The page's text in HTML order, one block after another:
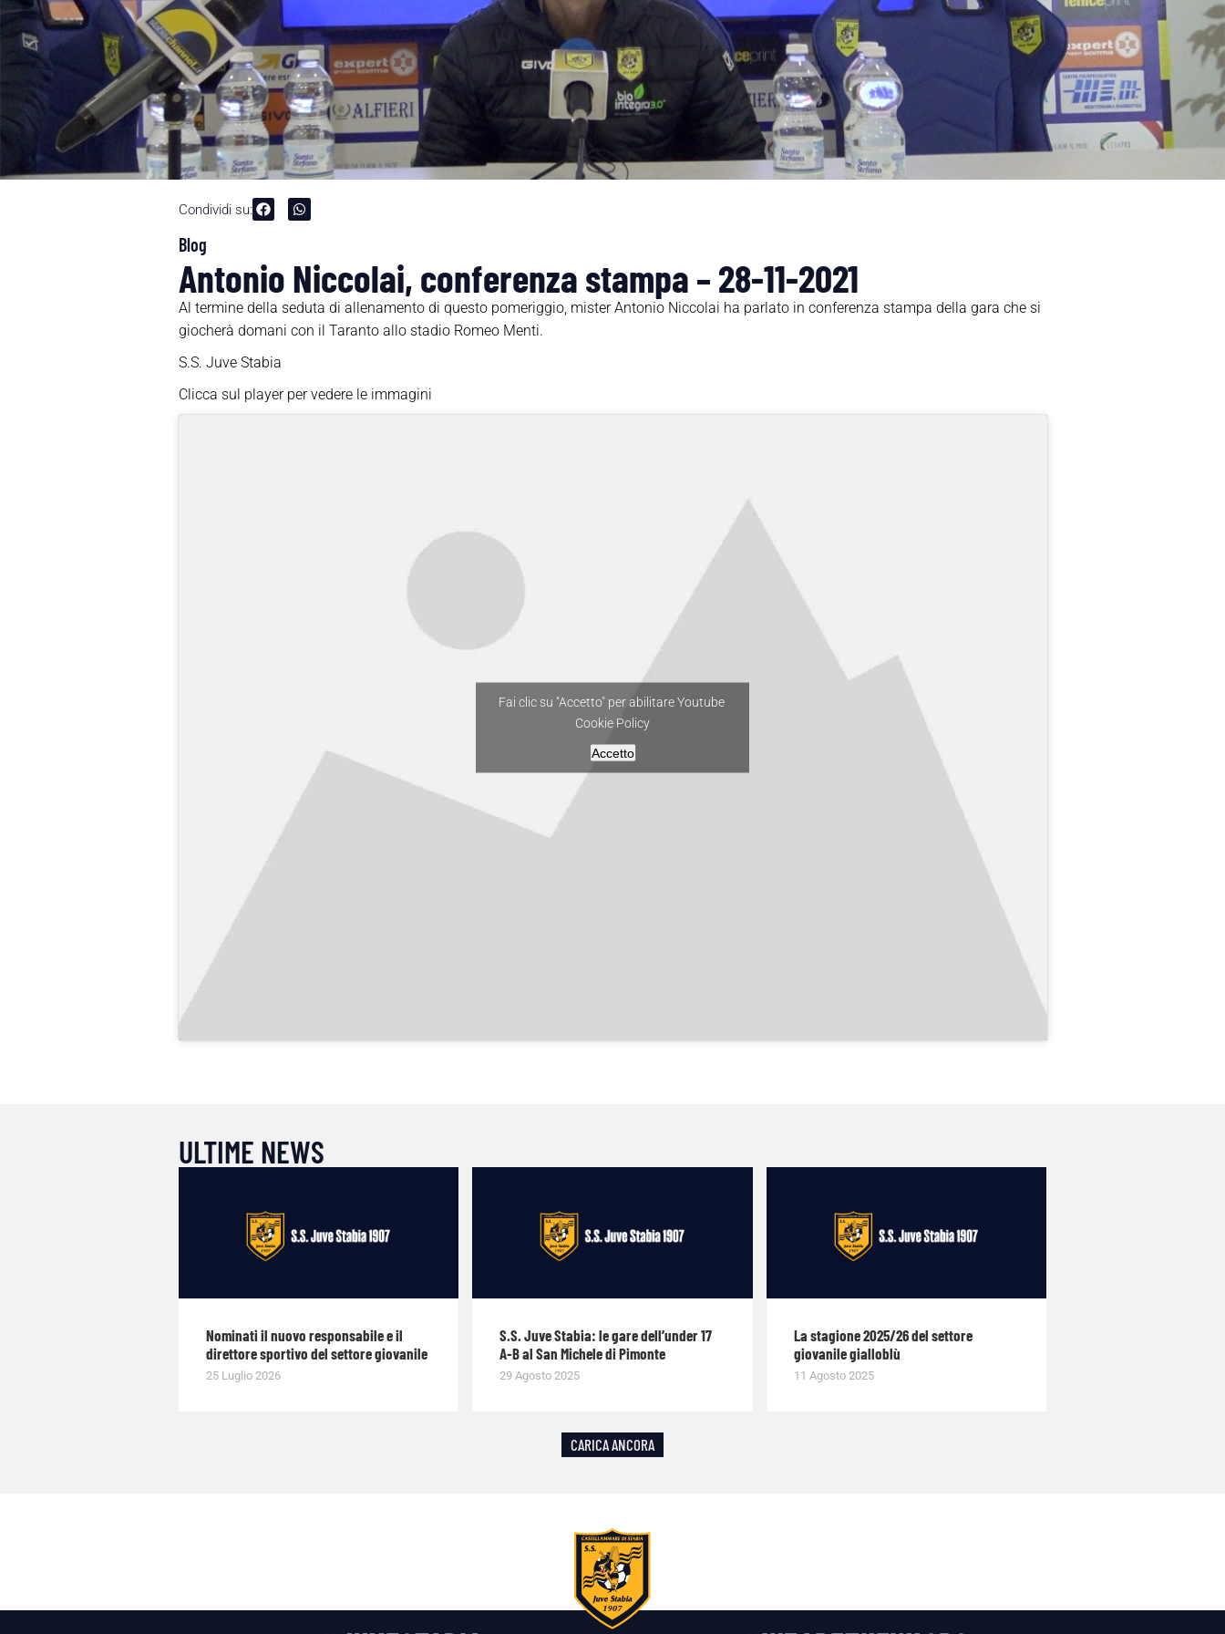
Condividi su:
Blog
Antonio Niccolai, conferenza stampa – 28-11-2021
Al termine della seduta di allenamento di questo pomeriggio, mister Antonio Niccolai ha parlato in conferenza stampa della gara che si
giocherà domani con il Taranto allo stadio Romeo Menti.
S.S. Juve Stabia
Clicca sul player per vedere le immagini
Fai clic su "Accetto" per abilitare Youtube
Cookie Policy
Accetto
ULTIME NEWS
Nominati il nuovo responsabile e il
direttore sportivo del settore giovanile
25 Luglio 2026
S.S. Juve Stabia: le gare dell’under 17
A-B al San Michele di Pimonte
29 Agosto 2025
La stagione 2025/26 del settore
giovanile gialloblù
11 Agosto 2025
CARICA ANCORA